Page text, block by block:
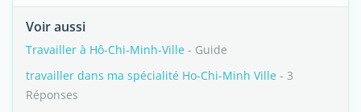
Voir aussi
Travailler à Hô-Chi-Minh-Ville - Guide
travailler dans ma spécialité Ho-Chi-Minh Ville - 3
Réponses